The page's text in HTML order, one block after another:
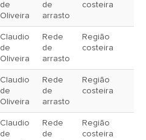
de
Oliveira
de
arrasto
costeira
Claudio
de
Oliveira
Rede
de
arrasto
Região
costeira
Claudio
de
Oliveira
Rede
de
arrasto
Região
costeira
Claudio
de
Rede
de
Região
costeira